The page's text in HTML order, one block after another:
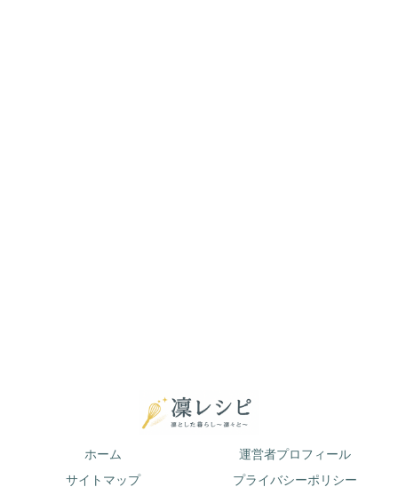
ホーム
運営者プロフィール
サイトマップ
プライバシーポリシー